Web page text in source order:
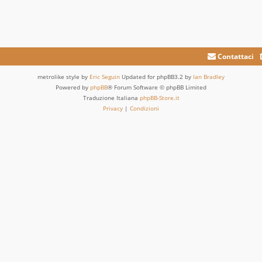
Contattaci
metrolike style by Eric Seguin Updated for phpBB3.2 by Ian Bradley
Powered by phpBB® Forum Software © phpBB Limited
Traduzione Italiana phpBB-Store.it
Privacy | Condizioni